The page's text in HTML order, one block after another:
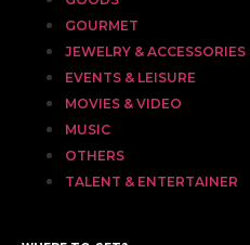
GOURMET
JEWELRY & ACCESSORIES
EVENTS & LEISURE
MOVIES & VIDEO
MUSIC
OTHERS
TALENT & ENTERTAINER